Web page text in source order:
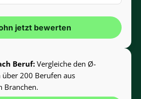
jetzt bewerten
Beruf: Vergleiche den Ø-
200 Berufen aus
Branchen.